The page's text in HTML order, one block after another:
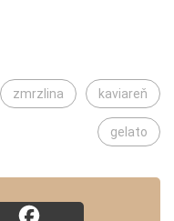
zmrzlina kaviareň
gelato